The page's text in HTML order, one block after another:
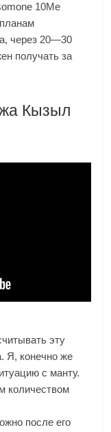
10Me
через 20—30
получать за
Кызыл
эту
Я, конечно же
с манту.
количеством
после его